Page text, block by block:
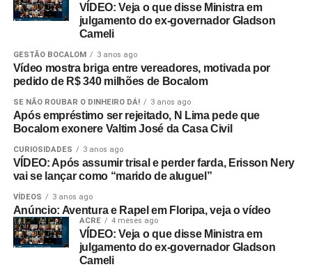
VÍDEO: Veja o que disse Ministra em
julgamento do ex-governador Gladson
Cameli
GESTÃO BOCALOM 3 anos ago
Vídeo mostra briga entre vereadores, motivada por
pedido de R$ 340 milhões de Bocalom
SE NÃO ROUBAR O DINHEIRO DÁ! 3 anos ago
Após empréstimo ser rejeitado, N Lima pede que
Bocalom exonere Valtim José da Casa Civil
CURIOSIDADES 3 anos ago
VÍDEO: Após assumir trisal e perder farda, Erisson Nery
vai se lançar como “marido de aluguel”
VÍDEOS 3 anos ago
Anúncio: Aventura e Rapel em Floripa, veja o vídeo
ACRE 4 meses ago
VÍDEO: Veja o que disse Ministra em
julgamento do ex-governador Gladson
Cameli